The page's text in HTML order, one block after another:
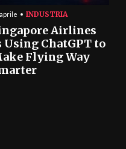
INDUSTRIA
Airlines
Using ChatGPT to
Flying Way